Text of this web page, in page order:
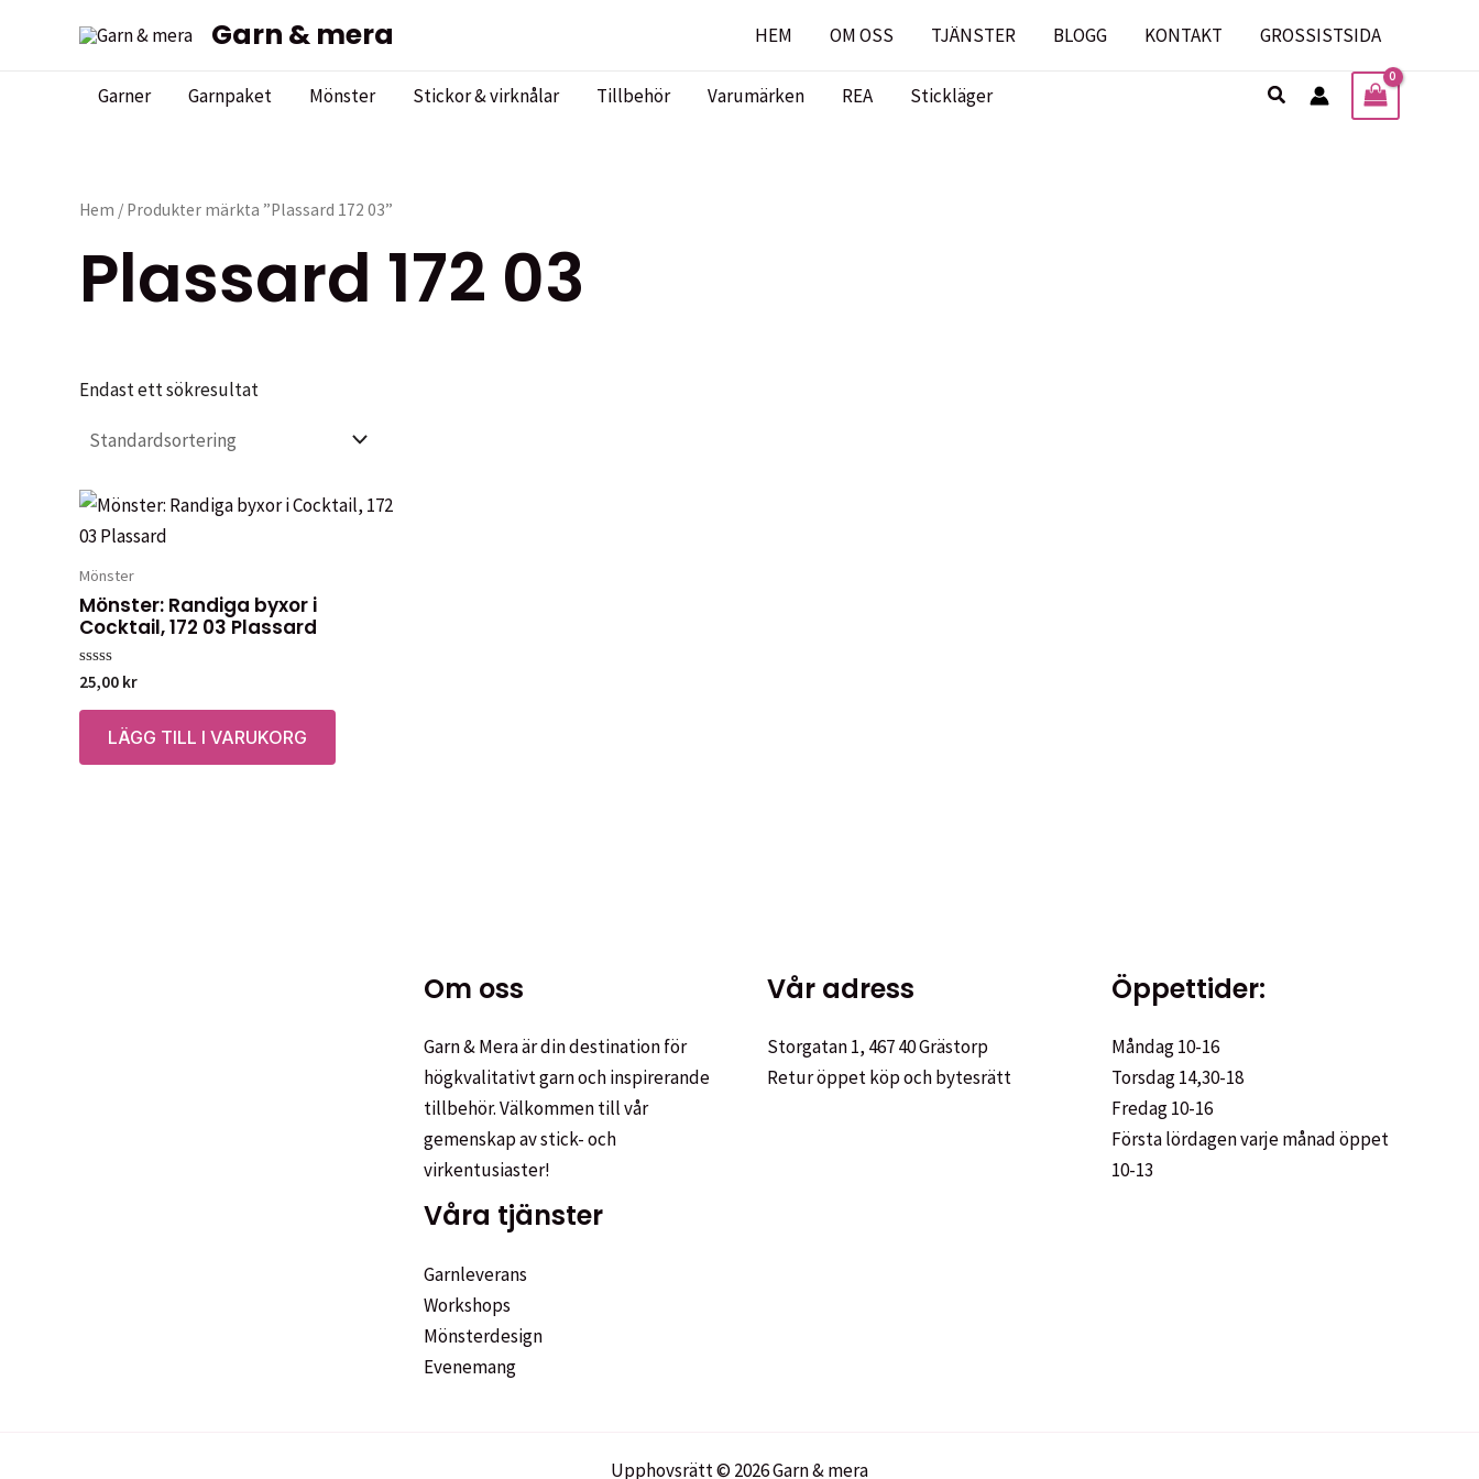
Garn & mera HEM OM OSS TJÄNSTER BLOGG KONTAKT GROSSISTSIDA
Garner Garnpaket Mönster Stickor & virknålar Tillbehör Varumärken REA Stickläger Sök
Hem / Produkter märkta ”Plassard 172 03”
Plassard 172 03
Endast ett sökresultat
Mönster
Mönster: Randiga byxor i
Cocktail, 172 03 Plassard
Betygsatt
av
25,00 kr
LÄGG TILL I VARUKORG
Om oss
Garn & Mera är din destination för
högkvalitativt garn och inspirerande
tillbehör. Välkommen till vår
gemenskap av stick- och
virkentusiaster!
Våra tjänster
Garnleverans
Workshops
Mönsterdesign
Evenemang
Vår adress
Storgatan 1, 467 40 Grästorp
Retur öppet köp och bytesrätt
Öppettider:
Måndag 10-16
Torsdag 14,30-18
Fredag 10-16
Första lördagen varje månad öppet
10-13
Upphovsrätt © 2026 Garn & mera